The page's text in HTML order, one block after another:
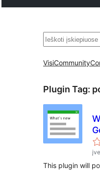
Paieška
VisiCommunity
Plugin Tag:
This plugin will